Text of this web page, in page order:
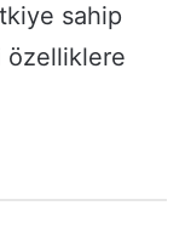
sahip
özelliklere